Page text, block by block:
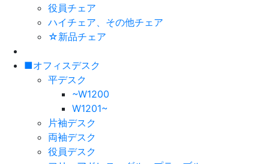
役員チェア
ハイチェア、その他チェア
☆新品チェア
■オフィスデスク
平デスク
~W1200
W1201~
片袖デスク
両袖デスク
役員デスク